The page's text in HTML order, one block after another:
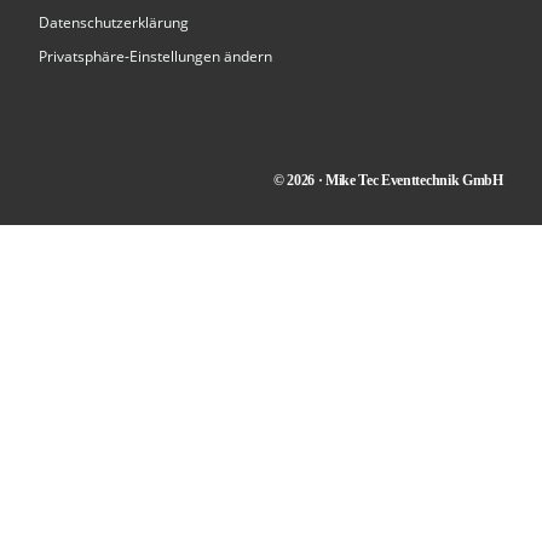
Datenschutzerklärung
Privatsphäre-Einstellungen ändern
© 2026 · Mike Tec Eventtechnik GmbH